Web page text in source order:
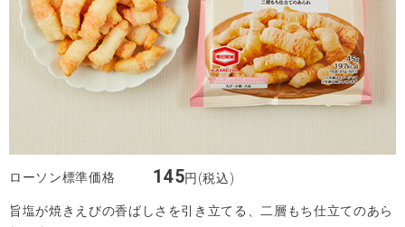
ローソン標準価格 145円(税込)
旨塩が焼きえびの香ばしさを引き立てる、二層もち仕立てのあら